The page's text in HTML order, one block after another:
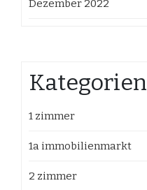
Dezember 2022
Kategorien
1 zimmer
1a immobilienmarkt
2 zimmer